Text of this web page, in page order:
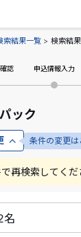
索結果一覧 検索結果
認 申込情報入力
ック
条件の変更は
再検索してくだ